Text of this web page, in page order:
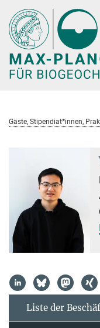
Hauptinhalt
Gäste, Stipendiat*innen,
Liste der